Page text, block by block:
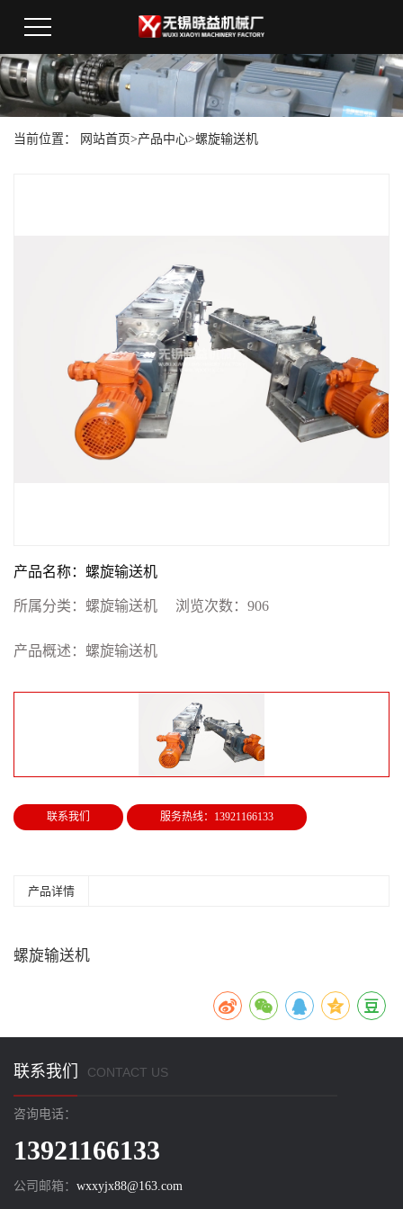
当前位置： 网站首页>产品中心>螺旋输送机
产品名称：螺旋输送机
所属分类： 螺旋输送机 浏览次数： 906
产品概述：螺旋输送机
联系我们 服务热线：13921166133
产品详情
螺旋输送机
联系我们 CONTACT US
咨询电话：
13921166133
公司邮箱： wxxyjx88@163.com